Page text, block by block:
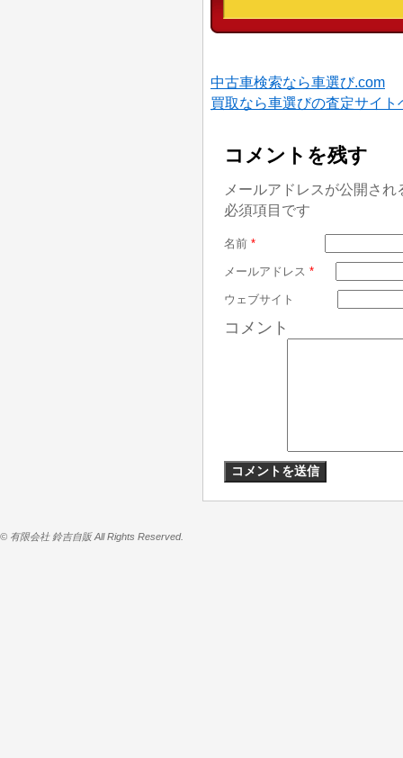
中古車検索なら車選び.com
買取なら車選びの査定サイト
コメントを残す
メールアドレスが公開さ
必須項目です
名前 *
メールアドレス *
ウェブサイト
コメント
© 有限会社 鈴吉自販 All Rights Reserved.